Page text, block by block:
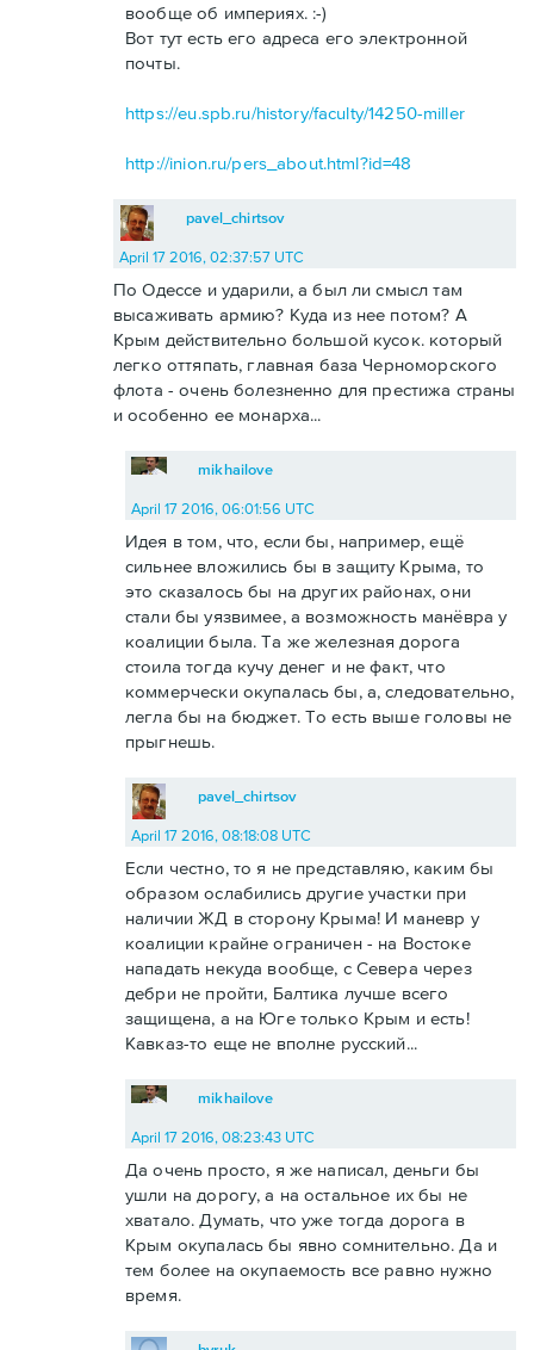
вообще об империях. :-)
Вот тут есть его адреса его электронной
почты.
https://eu.spb.ru/history/faculty/14250-miller
http://inion.ru/pers_about.html?id=48
pavel_chirtsov
April 17 2016, 02:37:57 UTC
По Одессе и ударили, а был ли смысл там
высаживать армию? Куда из нее потом? А
Крым действительно большой кусок. который
легко оттяпать, главная база Черноморского
флота - очень болезненно для престижа страны
и особенно ее монарха...
mikhailove
April 17 2016, 06:01:56 UTC
Идея в том, что, если бы, например, ещё
сильнее вложились бы в защиту Крыма, то
это сказалось бы на других районах, они
стали бы уязвимее, а возможность манёвра у
коалиции была. Та же железная дорога
стоила тогда кучу денег и не факт, что
коммерчески окупалась бы, а, следовательно,
легла бы на бюджет. То есть выше головы не
прыгнешь.
pavel_chirtsov
April 17 2016, 08:18:08 UTC
Если честно, то я не представляю, каким бы
образом ослабились другие участки при
наличии ЖД в сторону Крыма! И маневр у
коалиции крайне ограничен - на Востоке
нападать некуда вообще, с Севера через
дебри не пройти, Балтика лучше всего
защищена, а на Юге только Крым и есть!
Кавказ-то еще не вполне русский...
mikhailove
April 17 2016, 08:23:43 UTC
Да очень просто, я же написал, деньги бы
ушли на дорогу, а на остальное их бы не
хватало. Думать, что уже тогда дорога в
Крым окупалась бы явно сомнительно. Да и
тем более на окупаемость все равно нужно
время.